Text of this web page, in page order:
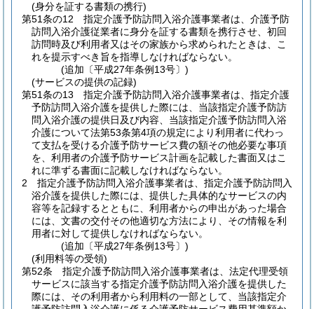
(身分を証する書類の携行)
第51条の12
指定介護予防訪問入浴介護事業者は、介護予防
訪問入浴介護従業者に身分を証する書類を携行させ、初回
訪問時及び利用者又はその家族から求められたときは、こ
れを提示すべき旨を指導しなければならない。
(追加〔平成27年条例13号〕)
(サービスの提供の記録)
第51条の13
指定介護予防訪問入浴介護事業者は、指定介護
予防訪問入浴介護を提供した際には、当該指定介護予防訪
問入浴介護の提供日及び内容、当該指定介護予防訪問入浴
介護について法第53条第4項の規定により利用者に代わっ
て支払を受ける介護予防サービス費の額その他必要な事項
を、利用者の介護予防サービス計画を記載した書面又はこ
れに準ずる書面に記載しなければならない。
2
指定介護予防訪問入浴介護事業者は、指定介護予防訪問入
浴介護を提供した際には、提供した具体的なサービスの内
容等を記録するとともに、利用者からの申出があった場合
には、文書の交付その他適切な方法により、その情報を利
用者に対して提供しなければならない。
(追加〔平成27年条例13号〕)
(利用料等の受領)
第52条
指定介護予防訪問入浴介護事業者は、法定代理受領
サービスに該当する指定介護予防訪問入浴介護を提供した
際には、その利用者から利用料の一部として、当該指定介